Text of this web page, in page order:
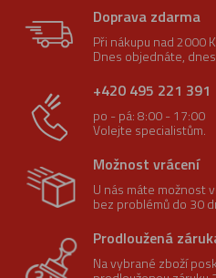
Doprava zdarma
Při nákupu nad 2000
Dnes objednáte,
+420 495 221 391
po - pá: 8:00 - 17:00
Volejte specialistům.
Možnost vrácení
U nás máte možnost
bez problémů do 30
Prodloužená
Na vybrané zboží